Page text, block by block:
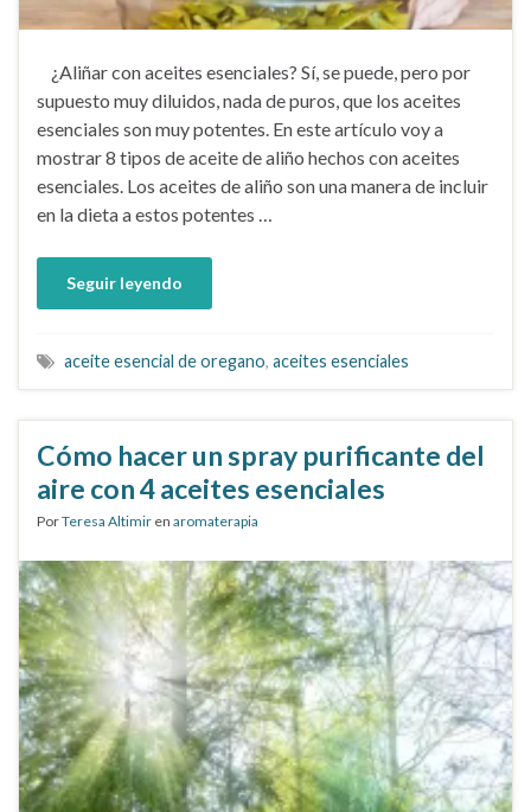
¿Aliñar con aceites esenciales? Sí, se puede, pero por
supuesto muy diluidos, nada de puros, que los aceites
esenciales son muy potentes. En este artículo voy a
mostrar 8 tipos de aceite de aliño hechos con aceites
esenciales. Los aceites de aliño son una manera de incluir
en la dieta a estos potentes …
Seguir leyendo
aceite esencial de oregano, aceites esenciales
Cómo hacer un spray purificante del
aire con 4 aceites esenciales
PorTeresa Altimir en aromaterapia